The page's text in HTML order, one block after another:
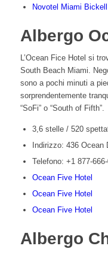
Novotel Miami Bickell
Albergo
L’Ocean Fice Hotel si
South Beach Miami.
sono a pochi minuti a
sorprendentemente
“SoFi” o “South of Fifth”.
3,6 stelle / 520
Indirizzo: 436
Telefono: +1 877-
Ocean Five Hotel
Ocean Five Hotel
Ocean Five Hotel
Albergo